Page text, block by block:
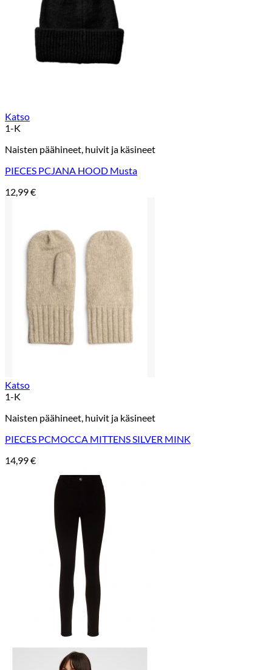
Katso
1-K
Naisten päähineet, huivit ja käsineet
PIECES PCJANA HOOD Musta
12,99€
Katso
1-K
Naisten päähineet, huivit ja käsineet
PIECES PCMOCCA MITTENS SILVER MINK
14,99€